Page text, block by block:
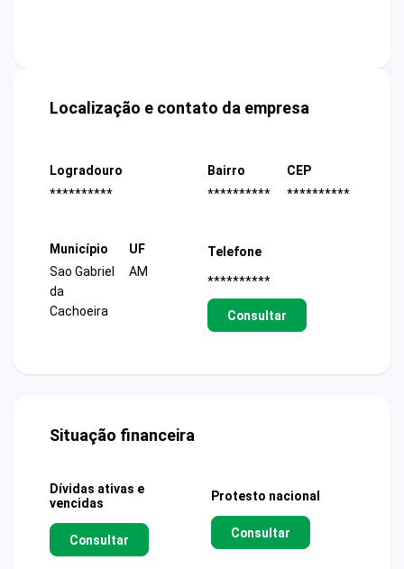
Localização e contato da empresa
Logradouro
**********
Bairro
**********
CEP
**********
Município
Sao Gabriel
da
Cachoeira
UF
AM
Telefone
**********
Consultar
Situação financeira
Dívidas ativas e
vencidas
Consultar
Protesto nacional
Consultar